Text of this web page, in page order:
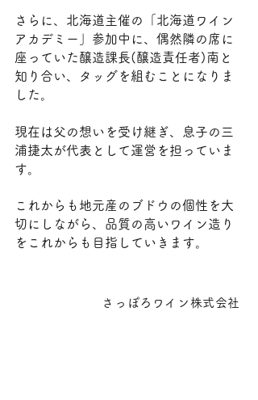
さらに、北海道主催の「北海道ワイン
アカデミー」参加中に、偶然隣の席に
座っていた醸造課長(醸造責任者)南と
知り合い、タッグを組むことになりま
した。
現在は父の想いを受け継ぎ、息子の三
浦捷太が代表として運営を担っていま
す。
これからも地元産のブドウの個性を大
切にしながら、品質の高いワイン造り
をこれからも目指していきます。
さっぽろワイン株式会社